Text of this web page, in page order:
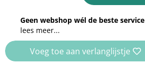
Geen webshop wél de beste service
lees meer...
Voeg toe aan verlanglijstje